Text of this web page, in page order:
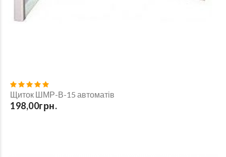
Щиток ШМР-В-15 автоматів
198,00грн.